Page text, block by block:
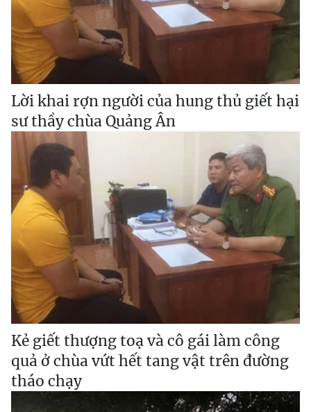
Lời khai rợn người của hung thủ giết hại
sư thầy chùa Quảng Ân
Kẻ giết thượng toạ và cô gái làm công
quả ở chùa vứt hết tang vật trên đường
tháo chạy